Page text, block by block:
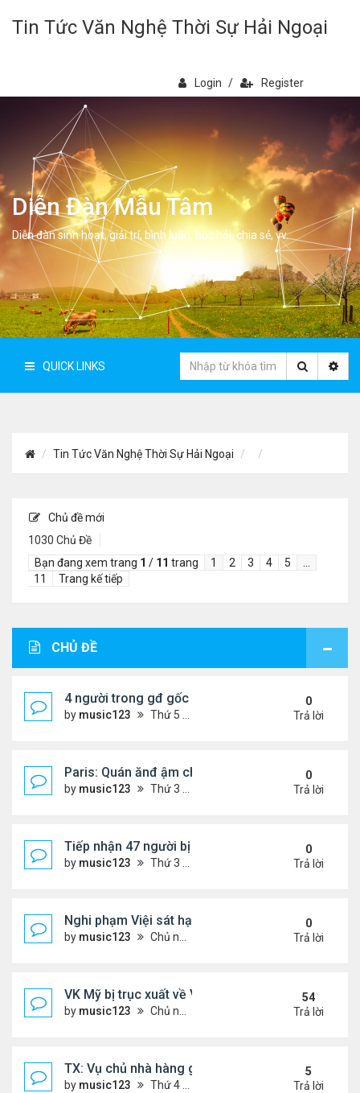
Tin Tức Văn Nghệ Thời Sự Hải Ngoại
Login / Register
Diễn Đàn Mẫu Tâm
Diễn đàn sinh hoạt, giải trí, bình luân, học hỏi, chia sẻ, vv.
QUICK LINKS
Tin Tức Văn Nghệ Thời Sự Hải Ngoại
Chủ đề mới
1030 Chủ Đề
Bạn đang xem trang 1 / 11 trang 1 2 3 4 5
11
Trang kế tiếp
CHỦ ĐỀ
4 người trong gđ gốc Việt thiệt mạng vì tai nạn xe
by music123 Thứ 5 Tháng 8 06, 2026 4:06 pm
0
Trả lời
Paris: Quán ănđ ậm chất Việt đông kín khách chờ
by music123 Thứ 3 Tháng 8 04, 2026 5:31 pm
0
Trả lời
Tiếp nhận 47 người bị Mỹ trục xuất, Công an
by music123 Thứ 3 Tháng 8 04, 2026 5:09 pm
0
Trả lời
Nghi phạm Việi sát hại cụ bà 91 tuổi, phi tang xác
by music123 Chủ nhật Tháng 8 02, 2026 6:14 pm
0
Trả lời
VK Mỹ bị trục xuất về VN sống ra sao
by music123 Chủ nhật Tháng 6 21, 2026 7:33 pm
54
Trả lời
TX: Vụ chủ nhà hàng gốc Việt cùng hai con bị
by music123 Thứ 4 Tháng 5 06, 2026 4:53 am
5
Trả lời